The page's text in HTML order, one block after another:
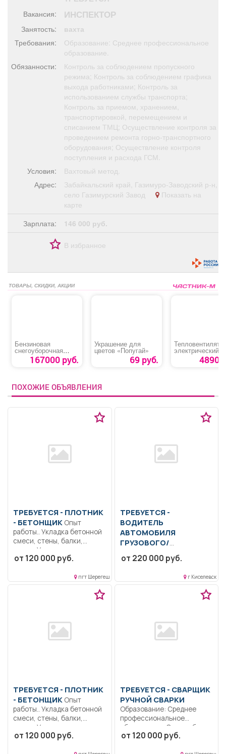
Я - пенсионер
Вакансия: ИНСПЕКТОР
Занятость:
вахта
Требования:
Образование: Среднее профессиональное
образование.
Обязанности:
Контроль за соблюдением пропускного
режима; Контроль за соблюдением графика
выхода работниками; Контроль за
использованием службы транспорта;
Контроль за приемом, хранением,
транспортировкой, перемещением и
списанием ТМЦ; Осуществление контроля за
проведением ремонта горно-транспортного
оборудования; Осуществление контроля
поступления и расхода ГСМ.
Условия:
Вахтовый метод.
Адрес:
Забайкальский край, Газимуро-Заводский р-н,
село Газимурский Завод
Показать на
карте
Зарплата:
146 000 руб.
В избранное
ТОВАРЫ, СКИДКИ, АКЦИИ
Бензиновая
снегоуборочная
машина «Denzel SBL
711DT PRO»
167000 руб.
Украшение для
цветов «Попугай»
69 руб.
электрический
керамический
«DTFC-2000»
4890
ПОХОЖИЕ ОБЪЯВЛЕНИЯ
ТРЕБУЕТСЯ - ПЛОТНИК
- БЕТОНЩИК
работы.. Укладка бетонной
смеси, стены, балки,
плиты; Укладка...
от 120 000 руб.
пгт Шерегеш
ТРЕБУЕТСЯ -
ВОДИТЕЛЬ
АВТОМОБИЛЯ
ГРУЗОВОГО/
СПЕЦИАЛЬНОГО
Перевозка угля. Контроль
автомобиля. Мелкосрочный
от 220 000 руб.
г Киселевск
ТРЕБУЕТСЯ - ПЛОТНИК
- БЕТОНЩИК
работы.. Укладка бетонной
смеси, стены, балки,
плиты; Укладка...
от 120 000 руб.
ТРЕБУЕТСЯ - СВАРЩИК
РУЧНОЙ СВАРКИ
Образование: Среднее
профессиональное
образование. Опыт работы..
Сварка технологических
от 120 000 руб.